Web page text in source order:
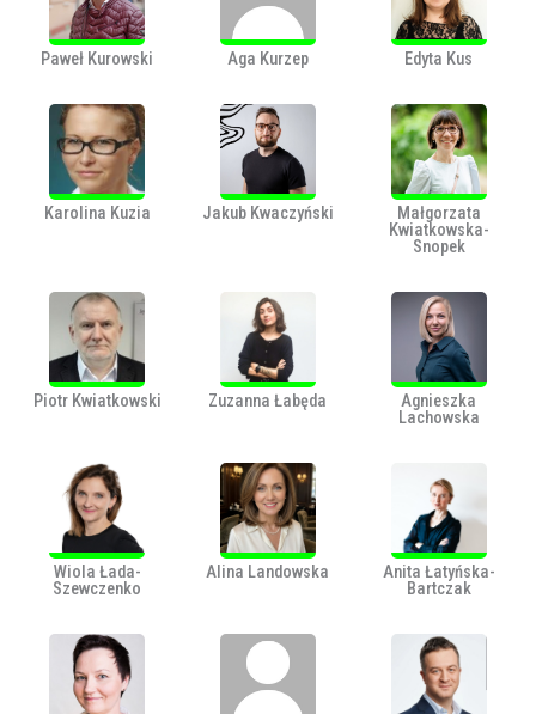
Paweł Kurowski Aga Kurzep Edyta Kus
Karolina Kuzia Jakub Kwaczyński
Małgorzata
Kwiatkowska-
Snopek
Piotr Kwiatkowski Zuzanna Łabęda
Agnieszka
Lachowska
Wiola Łada-
Szewczenko
Alina Landowska
Anita Łatyńska-
Bartczak